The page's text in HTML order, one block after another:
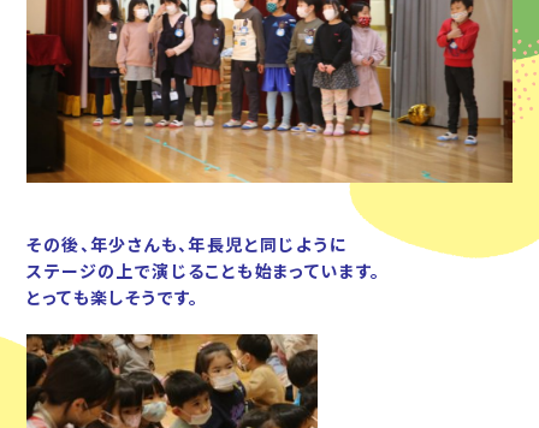
その後、年少さんも、年長児と同じように
ステージの上で演じることも始まっています。
とっても楽しそうです。